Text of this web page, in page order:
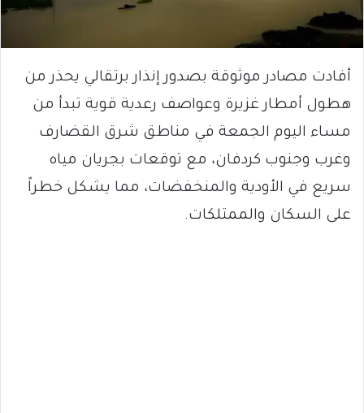
أفادت مصادر موثوقة بصدور إنذار برتقالي يحذر من
هطول أمطار غزيرة وعواصف رعدية قوية تبدأ من
مساء اليوم الجمعة في مناطق شرق القضارف
وغرب وجنوب كردفان، مع توقعات بجريان مياه
سريع في الأودية والمنخفضات، مما يشكل خطراً
على السكان والممتلكات.